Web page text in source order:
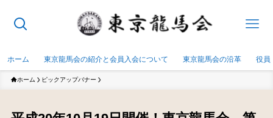
ホーム 東京龍馬会の紹介と会員入会について 東京龍馬会の沿革 役員
ホーム ピックアップバナー